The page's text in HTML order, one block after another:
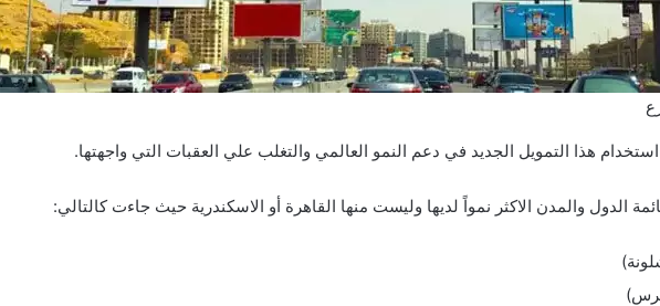
هذا التمويل الجديد في دعم النمو العالمي والتغلب علي العقبات التي واجهتها.
الدول والمدن الاكثر نمواً لديها وليست منها القاهرة أو الاسكندرية حيث جاءت كالتالي: